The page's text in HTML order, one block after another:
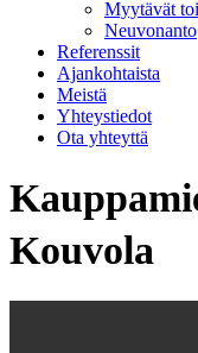
Myytävät
Neuvonanto
Referenssit
Ajankohtaista
Meistä
Yhteystiedot
Ota yhteyttä
Kouvola